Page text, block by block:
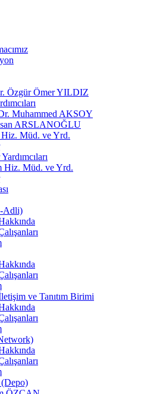
Özgür Ömer YILDIZ
Muhammed AKSOY
ARSLANOĞLU
Müd. ve Yrd.
Hiz. Müd. ve Yrd.
Adli)
ve Tanıtım Birimi